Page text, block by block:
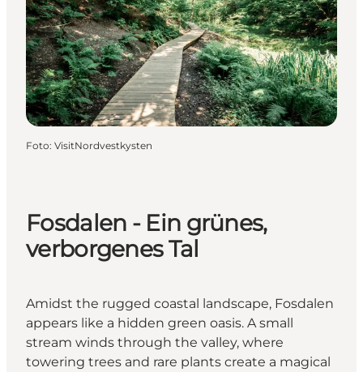
Foto: VisitNordvestkysten
Fosdalen - Ein grünes,
verborgenes Tal
Amidst the rugged coastal landscape, Fosdalen
appears like a hidden green oasis. A small
stream winds through the valley, where
towering trees and rare plants create a magical